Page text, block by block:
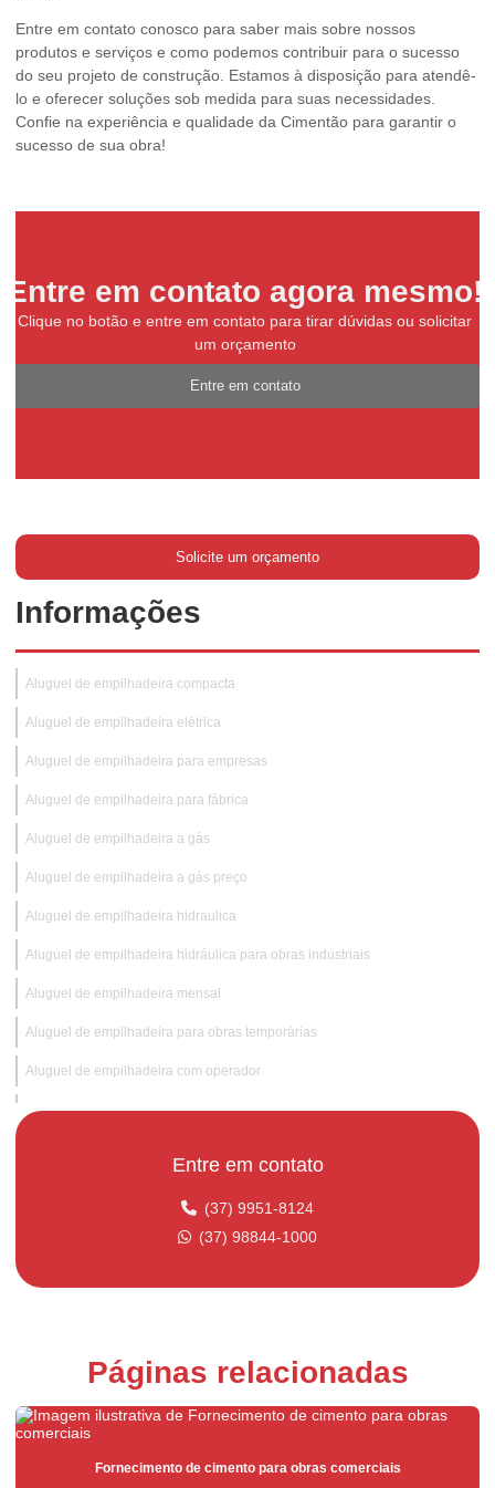
Entre em contato conosco para saber mais sobre nossos
produtos e serviços e como podemos contribuir para o sucesso
do seu projeto de construção. Estamos à disposição para atendê-
lo e oferecer soluções sob medida para suas necessidades.
Confie na experiência e qualidade da Cimentão para garantir o
sucesso de sua obra!
Entre em contato agora mesmo!
Clique no botão e entre em contato para tirar dúvidas ou solicitar
um orçamento
Entre em contato
Solicite um orçamento
Informações
Aluguel de empilhadeira compacta
Aluguel de empilhadeira elétrica
Aluguel de empilhadeira para empresas
Aluguel de empilhadeira para fábrica
Aluguel de empilhadeira a gás
Aluguel de empilhadeira a gás preço
Aluguel de empilhadeira hidraulica
Aluguel de empilhadeira hidráulica para obras industriais
Aluguel de empilhadeira mensal
Aluguel de empilhadeira para obras temporárias
Aluguel de empilhadeira com operador
Aluguel de empilhadeira preço
Argamassa branca
Argamassa branca para porcelanato
Entre em contato
(37) 9951-8124
(37) 98844-1000
Páginas relacionadas
Fornecimento de cimento para obras comerciais